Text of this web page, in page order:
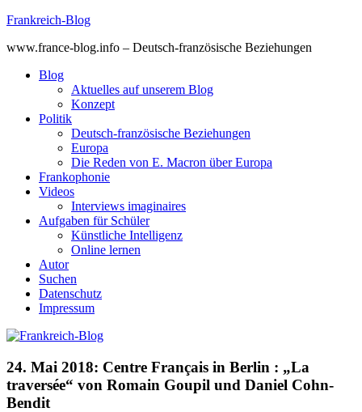
Skip
content
Frankreich-Blog
www.france-blog.info – Deutsch-französische Beziehungen
Blog
Aktuelles auf unserem Blog
Konzept
Politik
Deutsch-französische Beziehungen
Europa
Die Reden von E. Macron über Europa
Frankophonie
Videos
Interviews imaginaires
Aufgaben für Schüler
Künstliche Intelligenz
Online lernen
Autor
Suchen
Datenschutz
Impressum
24. Mai 2018: Centre Français in Berlin : „La
traversée“ von Romain Goupil und Daniel Cohn-
Bendit